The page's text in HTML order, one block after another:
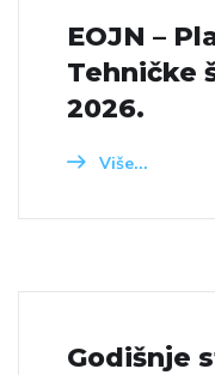
EOJN –
Tehničke
2026.
Više...
Godišnje